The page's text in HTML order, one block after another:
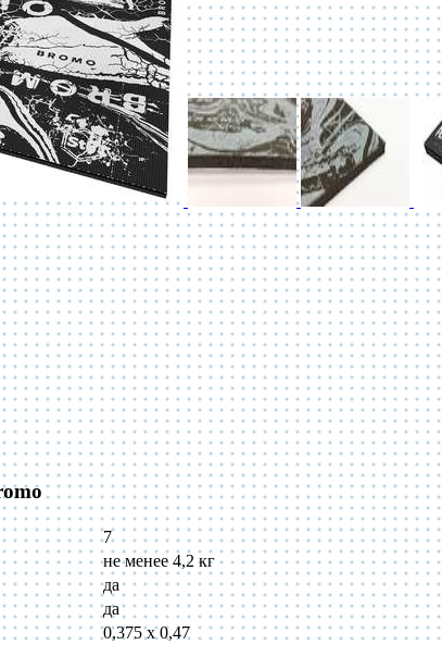
7
не менее 4,2 кг
да
да
0,375 х 0,47